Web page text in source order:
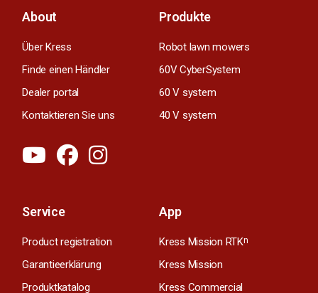
About
Über Kress
Finde einen Händler
Dealer portal
Kontaktieren Sie uns
Produkte
Robot lawn mowers
60V CyberSystem
60 V system
40 V system
Service
Product registration
Garantieerklärung
Produktkatalog
App
Kress Mission RTKn
Kress Mission
Kress Commercial